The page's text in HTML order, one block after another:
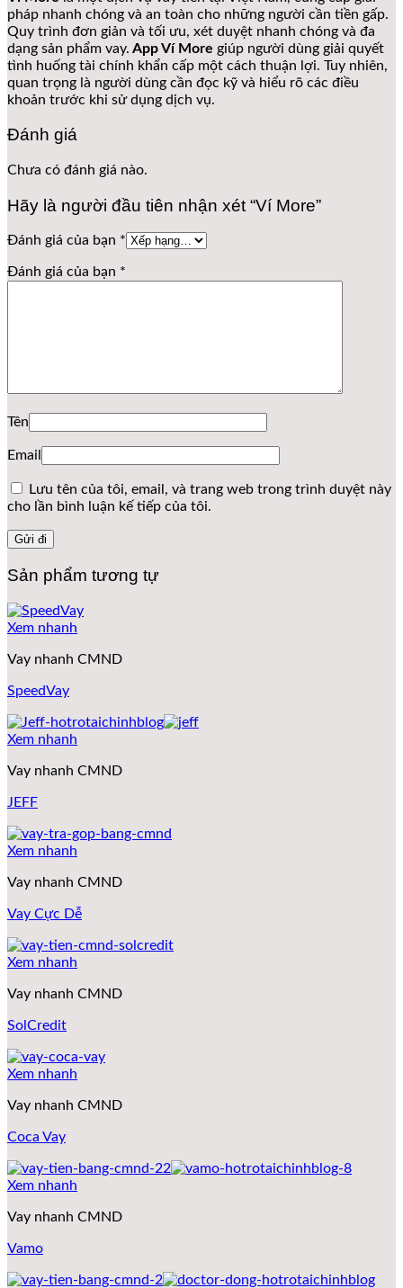
pháp nhanh chóng và an toàn cho những người cần tiền gấp.
Quy trình đơn giản và tối ưu, xét duyệt nhanh chóng và đa
dạng sản phẩm vay. App Ví More giúp người dùng giải quyết
tình huống tài chính khẩn cấp một cách thuận lợi. Tuy nhiên,
quan trọng là người dùng cần đọc kỹ và hiểu rõ các điều
khoản trước khi sử dụng dịch vụ.
Đánh giá
Chưa có đánh giá nào.
Hãy là người đầu tiên nhận xét “Ví More”
Đánh giá của bạn *
Đánh giá của bạn *
Tên
Email
Lưu tên của tôi, email, và trang web trong trình duyệt này
cho lần bình luận kế tiếp của tôi.
Sản phẩm tương tự
Xem nhanh
Vay nhanh CMND
SpeedVay
Xem nhanh
Vay nhanh CMND
JEFF
Xem nhanh
Vay nhanh CMND
Vay Cực Dễ
Xem nhanh
Vay nhanh CMND
SolCredit
Xem nhanh
Vay nhanh CMND
Coca Vay
Xem nhanh
Vay nhanh CMND
Vamo